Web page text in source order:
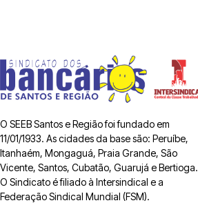
O SEEB Santos e Região foi fundado em
11/01/1933. As cidades da base são: Peruíbe,
Itanhaém, Mongaguá, Praia Grande, São
Vicente, Santos, Cubatão, Guarujá e Bertioga.
O Sindicato é filiado à Intersindical e a
Federação Sindical Mundial (FSM).